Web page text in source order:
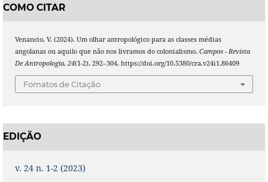
COMO CITAR
Venancio, V. (2024). Um olhar antropológico para as classes médias
angolanas ou aquilo que não nos livramos do colonialismo. Campos - Revista
De Antropologia, 24(1-2), 292–304. https://doi.org/10.5380/cra.v24i1.86409
Fomatos de Citação
EDIÇÃO
v. 24 n. 1-2 (2023)